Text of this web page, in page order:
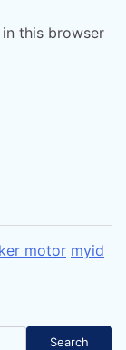
this browser
motor myid
Search